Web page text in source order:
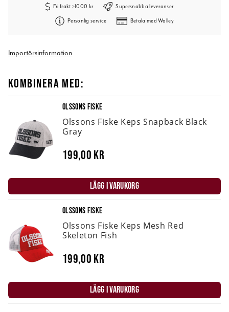
Fri frakt >1000 kr Supersnabba leveranser
Personlig service Betala med Walley
Importörsinformation
KOMBINERA MED:
OLSSONS FISKE
Olssons Fiske Keps Snapback Black
Gray
199,00 kr
LÄGG I VARUKORG
OLSSONS FISKE
Olssons Fiske Keps Mesh Red
Skeleton Fish
199,00 kr
LÄGG I VARUKORG